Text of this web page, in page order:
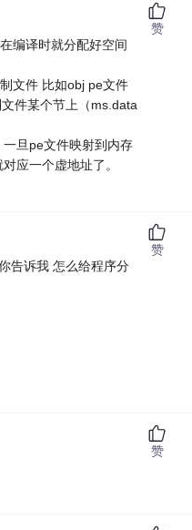
编译时就分配好空间
文件 比如obj pe文件
件某个节上（ms.data
旦pe文件映射到内存
应一个虚地址了。
赞
告诉我 怎么给程序分
赞
赞